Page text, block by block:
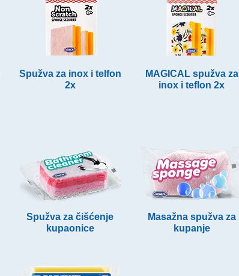
Spužva za inox i telfon
2x
MAGICAL spužva za
inox i teflon 2x
Spužva za čišćenje
kupaonice
Masažna spužva za
kupanje